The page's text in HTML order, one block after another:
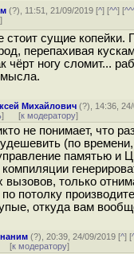
(?), 11:51, 21/09/2019 [^] [^^] [
]
стоит сущие копейки.
перепахивая
чёрт ногу сломит...
Михайлович (?), 14:36,
] [к модератору]
не понимает, что
(по
памятью и
вызовов, только
по потолку
откуда вам
(?), 20:39, 24/09/2019 [^] [
[к модератору]